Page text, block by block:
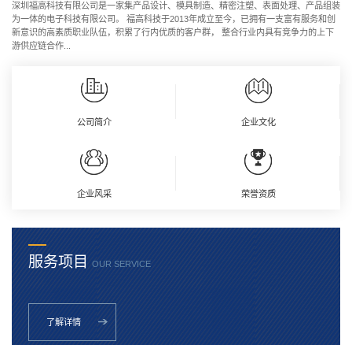
深圳福高科技有限公司是一家集产品设计、模具制造、精密注塑、表面处理、产品组装
为一体的电子科技有限公司。 福高科技于2013年成立至今，已拥有一支富有服务和创
新意识的高素质职业队伍，积累了行内优质的客户群， 整合行业内具有竞争力的上下
游供应链合作...
公司简介 企业文化
企业风采 荣誉资质
服务项目 OUR SERVICE
了解详情